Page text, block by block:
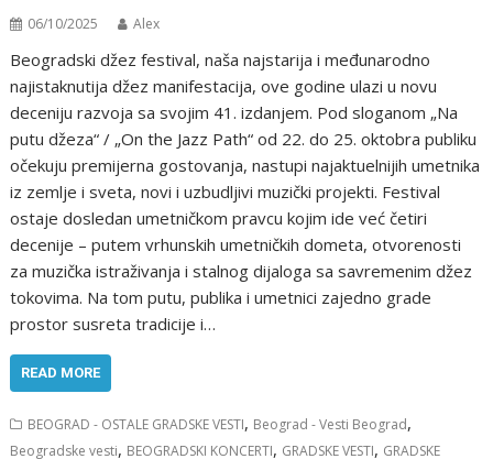
06/10/2025 Alex
Beogradski džez festival, naša najstarija i međunarodno
najistaknutija džez manifestacija, ove godine ulazi u novu
deceniju razvoja sa svojim 41. izdanjem. Pod sloganom „Na
putu džeza“ / „On the Jazz Path“ od 22. do 25. oktobra publiku
očekuju premijerna gostovanja, nastupi najaktuelnijih umetnika
iz zemlje i sveta, novi i uzbudljivi muzički projekti. Festival
ostaje dosledan umetničkom pravcu kojim ide već četiri
decenije – putem vrhunskih umetničkih dometa, otvorenosti
za muzička istraživanja i stalnog dijaloga sa savremenim džez
tokovima. Na tom putu, publika i umetnici zajedno grade
prostor susreta tradicije i…
READ MORE
BEOGRAD - OSTALE GRADSKE VESTI, Beograd - Vesti Beograd,
Beogradske vesti, BEOGRADSKI KONCERTI, GRADSKE VESTI, GRADSKE